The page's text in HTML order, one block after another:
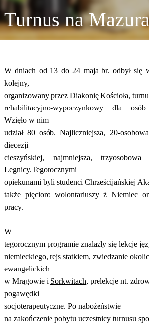
Turnus na
W dniach od 13 do 24 maja br. odbył się
kolejny,
organizowany przez Diakonię Kościoła,
rehabilitacyjno-wypoczynkowy dla osób
Wzięło w nim
udział 80 osób. Najliczniejsza, 20-
diecezji
cieszyńskiej, najmniejsza,
Legnicy.Tegorocznymi
opiekunami byli studenci Chrześcijańskiej
także pięcioro wolontariuszy ż Niemiec
pracy.
W
tegorocznym programie znalazły się lekcje
niemieckiego, rejs statkiem, zwiedzanie
ewangelickich
w Mrągowie i Sorkwitach, prelekcje nt.
pogawędki
socjoterapeutyczne. Po nabożeństwie
na zakończenie pobytu uczestnicy turnusu